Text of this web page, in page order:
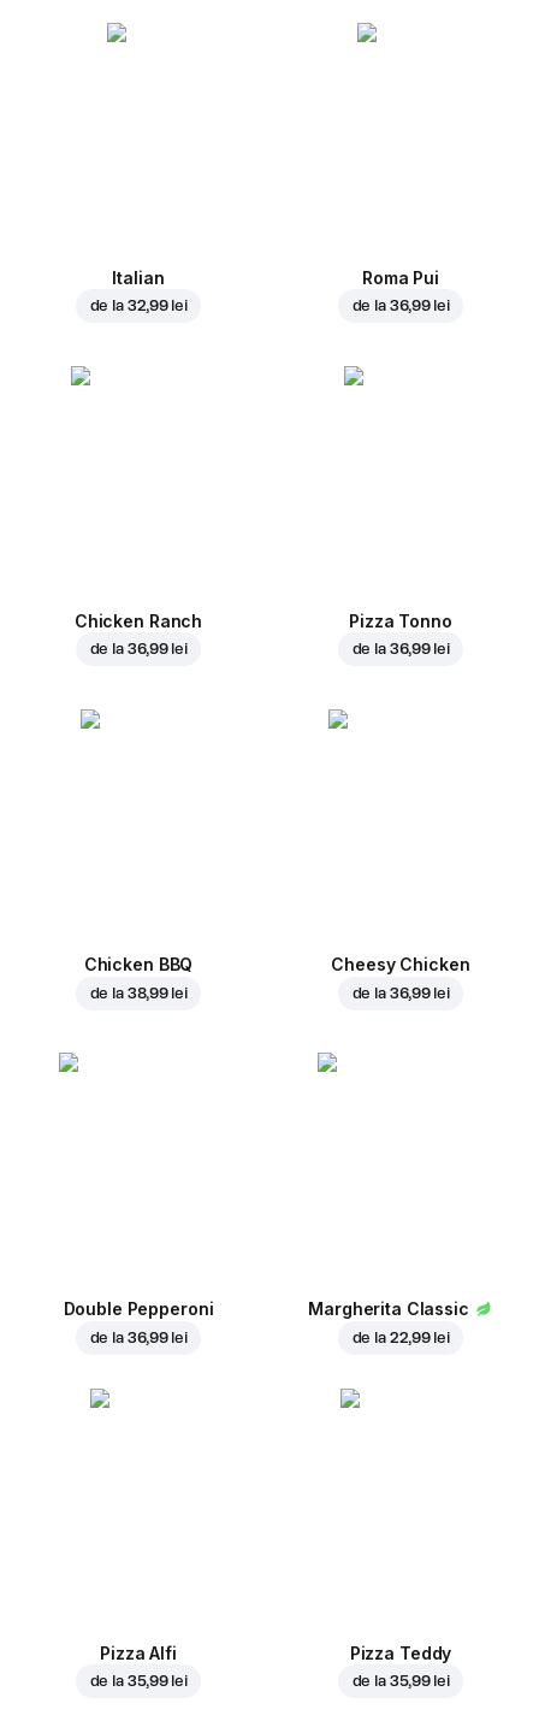
Italian
de la 32,99 lei
Roma Pui
de la 36,99 lei
Chicken Ranch
de la 36,99 lei
Pizza Tonno
de la 36,99 lei
Chicken BBQ
de la 38,99 lei
Cheesy Chicken
de la 36,99 lei
Double Pepperoni
de la 36,99 lei
Margherita Classic
de la 22,99 lei
Pizza Alfi
de la 35,99 lei
Pizza Teddy
de la 35,99 lei